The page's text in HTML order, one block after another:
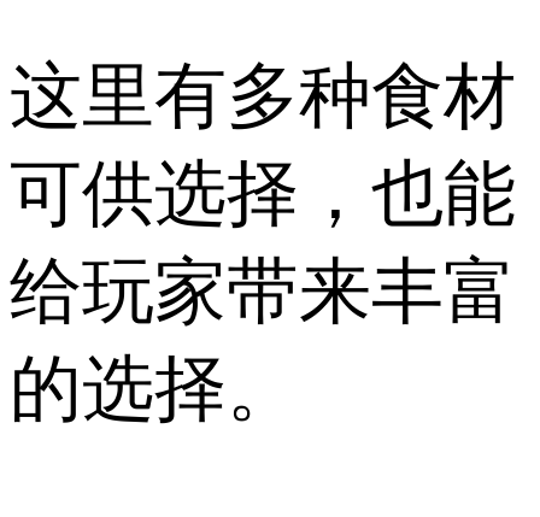
这里有多种食材
可供选择，也能
给玩家带来丰富
的选择。